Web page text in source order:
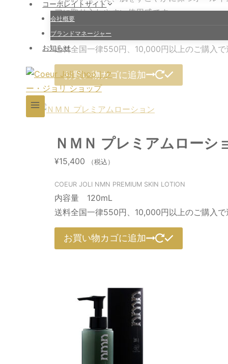
コーポレイトサイト
会社概要
ブランドマネージャー
お知らせ
アに取り入れやすい使用感です。
内容量: 120mL
送料全国一律550円、10,000円以上のご購入で
お買い物カゴに追加
ＮＭＮ プレミアムローシ
¥15,400 （税込）
COEUR JOLI NMN PREMIUM SKIN LOTION
内容量 120mL
送料全国一律550円、10,000円以上のご購入で
お買い物カゴに追加